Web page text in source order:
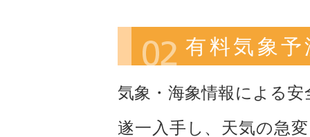
有料気象予
気象・海象情報による
遂一入手し、天気の急